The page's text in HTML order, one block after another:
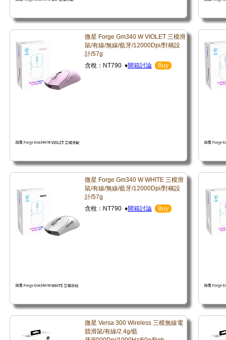
微星 Forge Gm340 W VIOLET 三模滑
鼠/有線/無線/藍牙/12000Dpi/對稱設
計/57g
含稅：NT790 ♦開箱討論 Buy
微星 Forge Gm340 W WHITE 三模滑
鼠/有線/無線/藍牙/12000Dpi/對稱設
計/57g
含稅：NT790 ♦開箱討論 Buy
微星 Versa 300 Wireless 三模無線電
競滑鼠/有線/2.4g/藍